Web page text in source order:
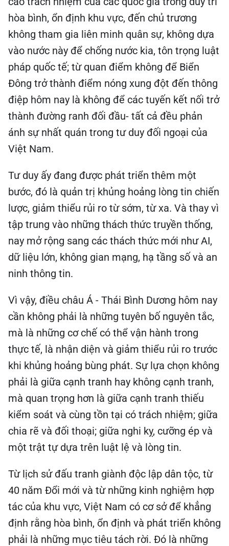
hòa bình, ổn định khu vực, đến chủ trương
không tham gia liên minh quân sự, không dựa
vào nước này để chống nước kia, tôn trọng luật
pháp quốc tế; từ quan điểm không để Biển
Đông trở thành điểm nóng xung đột đến thông
điệp hôm nay là không để các tuyến kết nối trở
thành đường ranh đối đầu- tất cả đều phản
ánh sự nhất quán trong tư duy đối ngoại của
Việt Nam.
Tư duy ấy đang được phát triển thêm một
bước, đó là quản trị khủng hoảng lòng tin chiến
lược, giảm thiểu rủi ro từ sớm, từ xa. Và thay vì
tập trung vào những thách thức truyền thống,
nay mở rộng sang các thách thức mới như AI,
dữ liệu lớn, không gian mạng, hạ tầng số và an
ninh thông tin.
Vì vậy, điều châu Á - Thái Bình Dương hôm nay
cần không phải là những tuyên bố nguyên tắc,
mà là những cơ chế có thể vận hành trong
thực tế, là nhận diện và giảm thiểu rủi ro trước
khi khủng hoảng bùng phát. Sự lựa chọn không
phải là giữa cạnh tranh hay không cạnh tranh,
mà quan trọng hơn là giữa cạnh tranh thiếu
kiểm soát và cùng tồn tại có trách nhiệm; giữa
chia rẽ và đối thoại; giữa nghi kỵ, cưỡng ép và
một trật tự dựa trên luật lệ và lòng tin.
Từ lịch sử đấu tranh giành độc lập dân tộc, từ
40 năm Đổi mới và từ những kinh nghiệm hợp
tác của khu vực, Việt Nam có cơ sở để khẳng
định rằng hòa bình, ổn định và phát triển không
phải là những mục tiêu tách rời. Đó là những